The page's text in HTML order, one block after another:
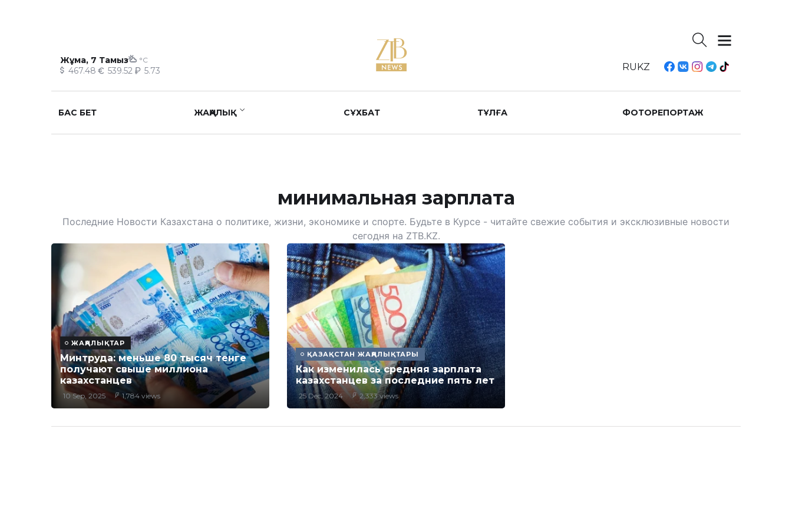
Жұма, 7 Тамыз °C
467.48 539.52 5.73 RUKZ
БАС БЕТ ЖАҢАЛЫҚ СҰХБАТ ТҰЛҒА ФОТОРЕПОРТАЖ
минимальная зарплата
Последние Новости Казахстана о политике, жизни, экономике и спорте. Будьте в Курсе - читайте свежие события и эксклюзивные новости
сегодня на ZTB.KZ.
ЖАҢАЛЫҚТАР
Минтруда: меньше 80 тысяч тенге
получают свыше миллиона
казахстанцев
10 Sep, 2025 1,784 views
ҚАЗАҚСТАН ЖАҢАЛЫҚТАРЫ
Как изменилась средняя зарплата
казахстанцев за последние пять лет
25 Dec, 2024 2,333 views